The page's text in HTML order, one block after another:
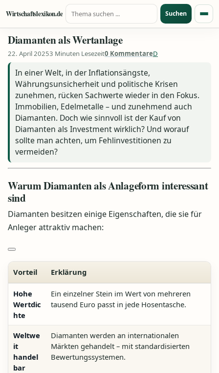
Zum Inhalt springen
Wirtschaftslexikon.de
Suche nach:
Suchen
Diamanten als Wertanlage
22. April 20253 Minuten Lesezeit0 KommentareD
In einer Welt, in der Inflationsängste,
Währungsunsicherheit und politische Krisen
zunehmen, rücken Sachwerte wieder in den Fokus.
Immobilien, Edelmetalle – und zunehmend auch
Diamanten. Doch wie sinnvoll ist der Kauf von
Diamanten als Investment wirklich? Und worauf
sollte man achten, um Fehlinvestitionen zu
vermeiden?
Warum Diamanten als Anlageform interessant
sind
Diamanten besitzen einige Eigenschaften, die sie für
Anleger attraktiv machen:
Vorteil Erklärung
Hohe
Wertdic
hte
Ein einzelner Stein im Wert von mehreren
tausend Euro passt in jede Hosentasche.
Weltwe
it
handel
bar
Diamanten werden an internationalen
Märkten gehandelt – mit standardisierten
Bewertungssystemen.